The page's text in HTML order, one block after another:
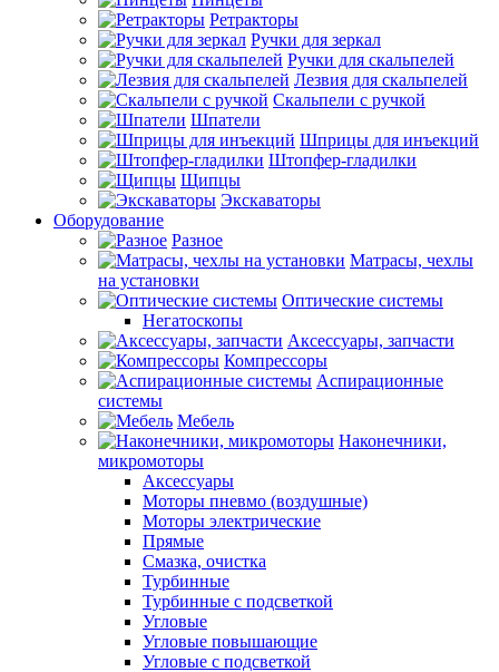
Ретракторы
Ручки для зеркал
Ручки для скальпелей
Лезвия для скальпелей
Скальпели с ручкой
Шпатели
Шприцы для инъекций
Штопфер-гладилки
Щипцы
Экскаваторы
Оборудование
Разное
Матрасы, чехлы
на установки
Оптические системы
Негатоскопы
Аксессуары, запчасти
Компрессоры
Аспирационные
системы
Мебель
Наконечники,
микромоторы
Аксессуары
Моторы пневмо (воздушные)
Моторы электрические
Прямые
Смазка, очистка
Турбинные
Турбинные с подсветкой
Угловые
Угловые повышающие
Угловые с подсветкой